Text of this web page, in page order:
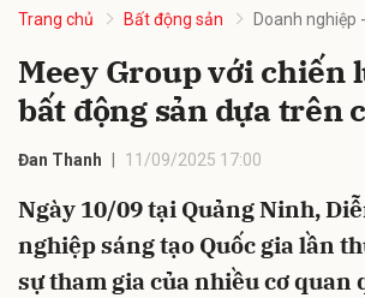
Trang chủ Bất động sản Doanh nghiệp
Meey Group với chiến
bất động sản dựa trên
Đan Thanh 11/09/2025 17:00
Ngày 10/09 tại Quảng Ninh,
nghiệp sáng tạo Quốc gia lần
sự tham gia của nhiều cơ quan